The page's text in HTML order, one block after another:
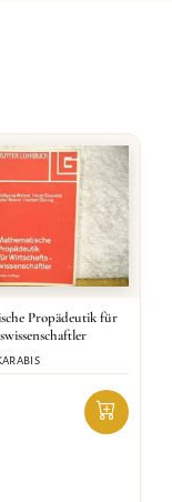
Propädeutik für